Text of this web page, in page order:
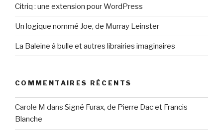
Citriq : une extension pour WordPress
Un logique nommé Joe, de Murray Leinster
La Baleine à bulle et autres librairies imaginaires
COMMENTAIRES RÉCENTS
Carole M dans Signé Furax, de Pierre Dac et Francis
Blanche